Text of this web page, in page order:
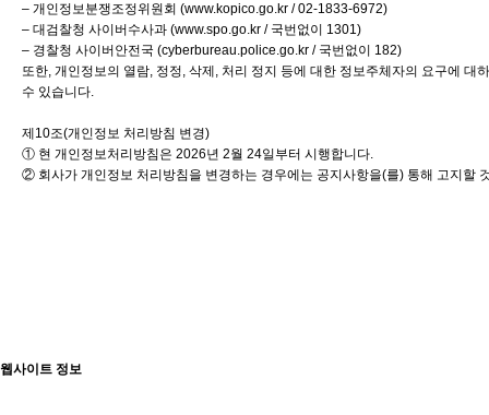
– 개인정보분쟁조정위원회 (www.kopico.go.kr / 02-1833-6972)
– 대검찰청 사이버수사과 (www.spo.go.kr / 국번없이 1301)
– 경찰청 사이버안전국 (cyberbureau.police.go.kr / 국번없이 182)
또한, 개인정보의 열람, 정정, 삭제, 처리 정지 등에 대한 정보주체자의 요구에
수 있습니다.
제10조(개인정보 처리방침 변경)
① 현 개인정보처리방침은 2026년 2월 24일부터 시행합니다.
② 회사가 개인정보 처리방침을 변경하는 경우에는 공지사항을(를) 통해 고지할
웹사이트 정보